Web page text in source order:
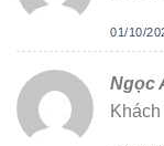
01/10/
Ngọc